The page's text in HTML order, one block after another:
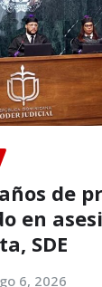
de
en
SDE
6, 2026